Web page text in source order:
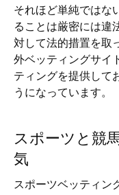
それほど単純ではな
ることは厳密には違
対して法的措置を取
外ベッティングサイ
ティングを提供して
うになっています。
スポーツと競
気
スポーツベッティン